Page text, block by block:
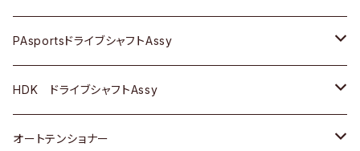
スバル
ＢＥＮＺ
スバル
三菱
スバル
マツダ
三菱
スバル
ダイハツ
マツダ
三菱
ダイハツ
マツダ
三菱
スズキ
日産
いすゞ
ＢＥＮＺ
ＢＭＷ
GOLF
ＢＥＮＺ
ＢＭＷ
ＷＡＧＥＮ
PAsportsドライブシャフトAssy
トヨタ
ホンダ
HDK ドライブシャフトAssy
スズキ
オートテンショナー